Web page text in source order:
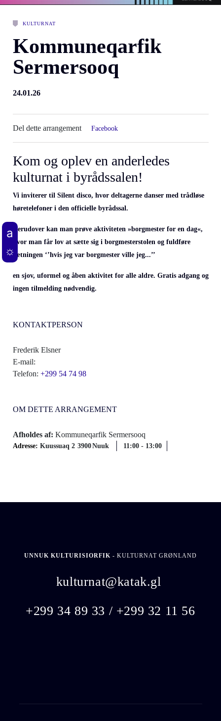
KULTURNAT
Kommuneqarfik
Sermersooq
24.01.26
Del dette arrangement Facebook
Kom og oplev en anderledes
kulturnat i byrådssalen!
Vi inviterer til Silent disco, hvor deltagerne danser med trådløse
høretelefoner i den officielle byrådssal.
Derudover kan man prøve aktiviteten »borgmester for en dag«,
hvor man får lov at sætte sig i borgmesterstolen og fuldføre
sætningen ‘’hvis jeg var borgmester ville jeg...’’
en sjov, uformel og åben aktivitet for alle aldre. Gratis adgang og
ingen tilmelding nødvendig.
KONTAKTPERSON
Frederik Elsner
E-mail:
Telefon: +299 54 74 98
OM DETTE ARRANGEMENT
Afholdes af: Kommuneqarfik Sermersooq
Adresse: Kuussuaq 2 3900Nuuk 11:00- 13:00
UNNUK KULTURISIORFIK - KULTURNAT GRØNLAND
kulturnat@katak.gl
+299 34 89 33 / +299 32 11 56